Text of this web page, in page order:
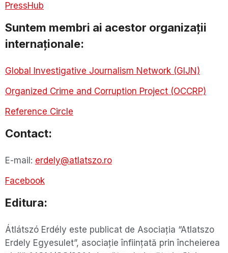
PressHub
Suntem membri ai acestor organizații
internaționale:
Global Investigative Journalism Network (GIJN)
Organized Crime and Corruption Project (OCCRP)
Reference Circle
Contact:
E-mail: erdely@atlatszo.ro
Facebook
Editura:
Átlátszó Erdély este publicat de Asociaţia “Atlatszo
Erdely Egyesulet”, asociație înființată prin încheierea